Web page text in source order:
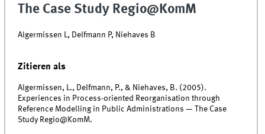
The Case Study Regio@KomM
Algermissen L, Delfmann P, Niehaves B
Zitieren als
Algermissen, L., Delfmann, P., & Niehaves, B. (2005).
Experiences in Process-oriented Reorganisation through
Reference Modelling in Public Administrations — The Case
Study Regio@KomM.